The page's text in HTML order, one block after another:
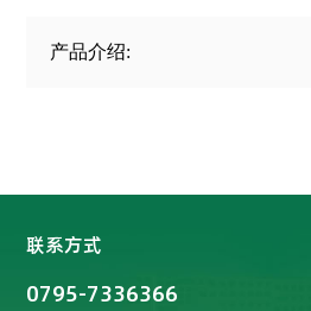
产品介绍:
联系方式
0795-7336366